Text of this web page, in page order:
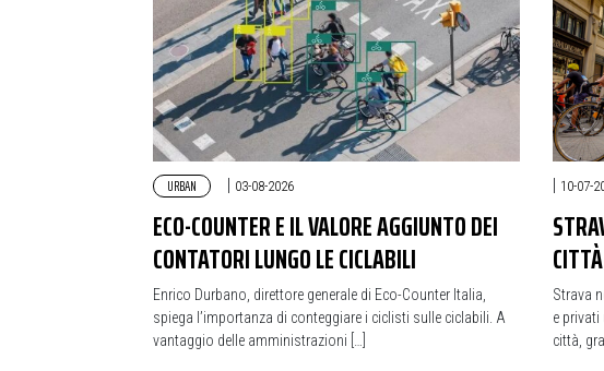
URBAN | 03-08-2026
ECO-COUNTER E IL VALORE AGGIUNTO DEI
CONTATORI LUNGO LE CICLABILI
Enrico Durbano, direttore generale di Eco-Counter Italia,
spiega l’importanza di conteggiare i ciclisti sulle ciclabili. A
vantaggio delle amministrazioni […]
| 10-07-
Strava
e
città,